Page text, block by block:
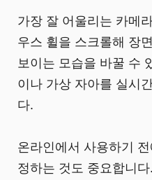
가장 잘 어울리는 카메
우스 휠을 스크롤해 장
보이는 모습을 바꿀 수
이나 가상 자아를 실시
다.
온라인에서 사용하기
정하는 것도 중요합니